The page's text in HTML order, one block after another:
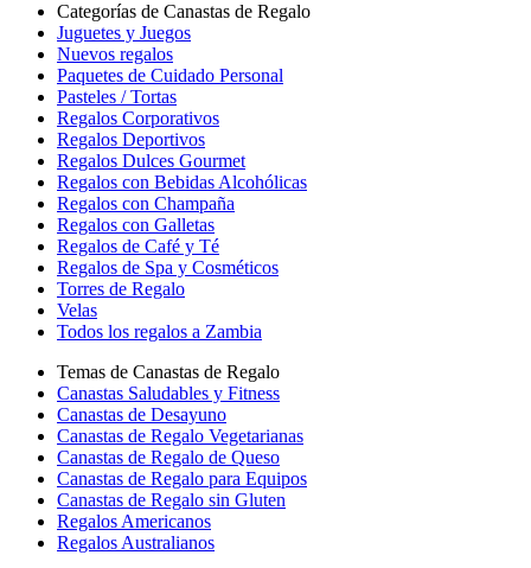
Categorías de Canastas de Regalo
Juguetes y Juegos
Nuevos regalos
Paquetes de Cuidado Personal
Pasteles / Tortas
Regalos Corporativos
Regalos Deportivos
Regalos Dulces Gourmet
Regalos con Bebidas Alcohólicas
Regalos con Champaña
Regalos con Galletas
Regalos de Café y Té
Regalos de Spa y Cosméticos
Torres de Regalo
Velas
Todos los regalos a Zambia
Temas de Canastas de Regalo
Canastas Saludables y Fitness
Canastas de Desayuno
Canastas de Regalo Vegetarianas
Canastas de Regalo de Queso
Canastas de Regalo para Equipos
Canastas de Regalo sin Gluten
Regalos Americanos
Regalos Australianos